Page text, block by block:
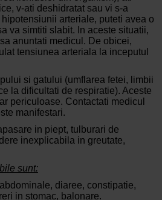
v-ati deshidratat sau vi s-a
arteriale, puteti avea o
va simtiti slabit. In aceste situatii,
anuntati medicul. De obicei,
tensiunea arteriala la inceputul
si gatului (umflarea fetei, limbii
la dificultati de respiratie). Aceste
periculoase. Contactati medicul
manifestari.
in piept, tulburari de
inexplicabila in greutate,
sunt:
diaree, constipatie,
in stomac, balonare.